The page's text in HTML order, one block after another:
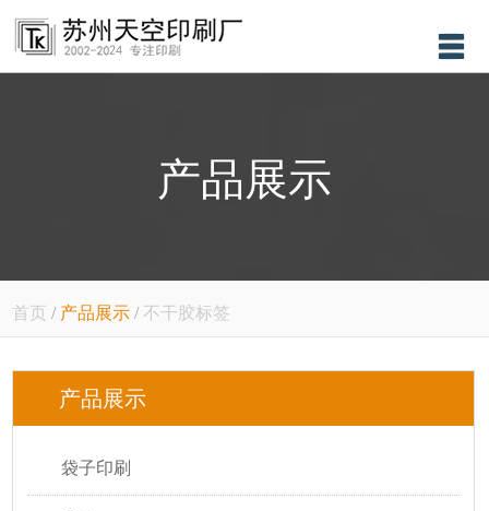
首页
设备展示
产品展示
首页 / 产品展示 / 不干胶标签
产品展示
袋子印刷